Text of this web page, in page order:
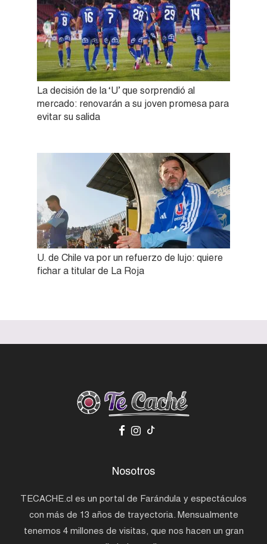
La decisión de la ‘U’ que sorprendió al
mercado: renovarán a su joven promesa para
evitar su salida
U. de Chile va por un refuerzo de lujo: quiere
fichar a titular de La Roja
Nosotros
TECACHE.cl es un portal de Farándula y espectáculos
con más de 13 años de trayectoria. Mensualmente
tenemos 4 millones de visitas, que nos hacen un gran